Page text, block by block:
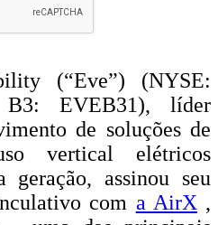
(“Eve”) (NYSE:
EVEB31), líder
de soluções de
vertical elétricos
assinou seu
com a AirX ,